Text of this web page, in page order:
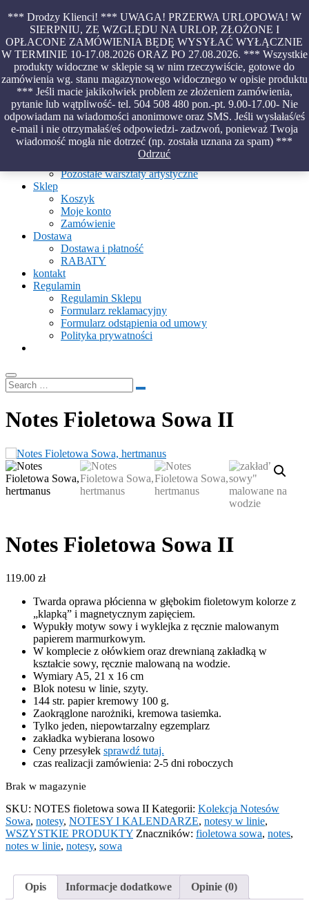
*** Drodzy Klienci! *** UWAGA! PRZERWA URLOPOWA! W
SIERPNIU, ZE WZGLĘDU NA URLOP, ZŁOŻONE I
OPŁACONE ZAMÓWIENIA BĘDĘ WYSYŁAĆ WYŁĄCZNIE
W TERMINIE 10-17.08.2026 ORAZ PO 27.08.2026. *** Wszystkie
produkty widoczne w sklepie są w nim rzeczywiście, gotowe do
zamówienia wg. stanu magazynowego widocznego w opisie produktu
*** Jeśli macie jakikolwiek problem ze złożeniem zamówienia,
pytanie lub wątpliwość- tel. 504 508 480 pon.-pt. 9.00-17.00- Nie
odpowiadam na wiadomości anonimowe oraz SMS. Jeśli wysłałaś/eś
e-mail i nie otrzymałaś/eś odpowiedzi- zadzwoń, ponieważ Twoja
wiadomość mogła nie dotrzeć (np. została uznana za spam) ***
Odrzuć
Skip
content
Piękno malowane na wodzie – papiery marmurkowe – materiały
introligatorskie – oprawy – etui – pudełka
Aktualności
O Pracowni
Ebru
Warsztaty
Warsztaty malowania na wodzie
Pozostałe warsztaty artystyczne
Sklep
Koszyk
Moje konto
Zamówienie
Dostawa
Dostawa i płatność
RABATY
kontakt
Regulamin
Regulamin Sklepu
Formularz reklamacyjny
Formularz odstąpienia od umowy
Polityka prywatności
Notes Fioletowa Sowa II
Notes Fioletowa Sowa II
119.00 zł
Twarda oprawa płócienna w głębokim fioletowym kolorze z
„klapką” i magnetycznym zapięciem.
Wypukły motyw sowy i wyklejka z ręcznie malowanym
papierem marmurkowym.
W komplecie z ołówkiem oraz drewnianą zakładką w
kształcie sowy, ręcznie malowaną na wodzie.
Wymiary A5, 21 x 16 cm
Blok notesu w linie, szyty.
144 str. papier kremowy 100 g.
Zaokrąglone narożniki, kremowa tasiemka.
Tylko jeden, niepowtarzalny egzemplarz
zakładka wybierana losowo
Ceny przesyłek sprawdź tutaj.
czas realizacji zamówienia: 2-5 dni roboczych
Brak w magazynie
SKU: NOTES fioletowa sowa II Kategorii: Kolekcja Notesów
Sowa, notesy, NOTESY I KALENDARZE, notesy w linie,
WSZYSTKIE PRODUKTY Znaczników: fioletowa sowa, notes,
notes w linie, notesy, sowa
Opis Informacje dodatkowe Opinie (0)